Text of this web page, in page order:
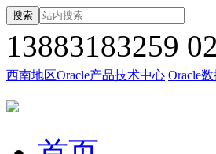
搜索
13883183259
西南地区Oracle产品技术中心 Oracle